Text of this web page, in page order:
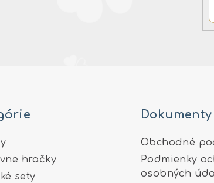
hračky
sety
Dokumenty
Obchodné
Podmienky
osobných